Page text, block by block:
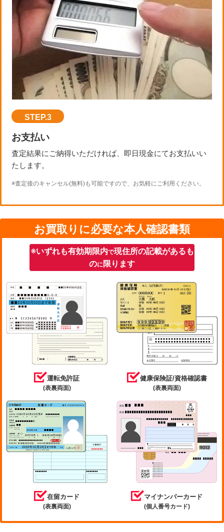
STEP.3
お支払い
査定結果にご納得いただければ、即日現金にてお支払いい
たします。
※査定後のキャンセル(無料)も可能ですので、お気軽にご利用ください。
お買取りに必要な本人確認書類
※いずれも有効期限内で現住所の記載があるも
のに限ります
運転免許証
(表裏両面)
健康保険証/資格確認書
(表裏両面)
在留カード
(表裏両面)
マイナンバーカード
(個人番号カード)